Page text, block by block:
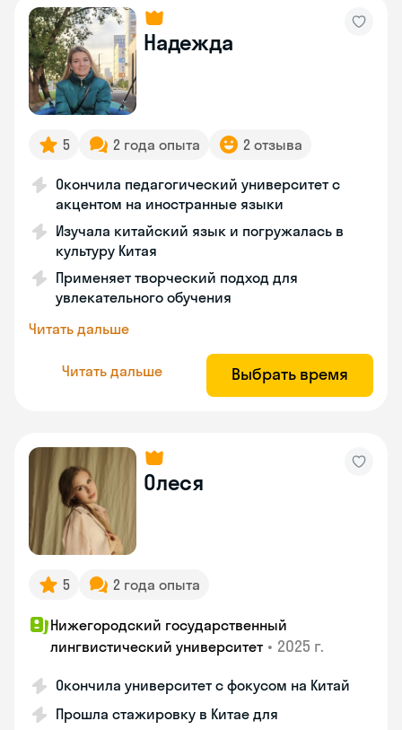
Надежда
5 2 года опыта 2 отзыва
Окончила педагогический университет с
акцентом на иностранные языки
Изучала китайский язык и погружалась в
культуру Китая
Применяет творческий подход для
увлекательного обучения
Читать дальше
Читать дальше Выбрать время
Олеся
5 2 года опыта
Нижегородский государственный
лингвистический университет • 2025 г.
Окончила университет с фокусом на Китай
Прошла стажировку в Китае для